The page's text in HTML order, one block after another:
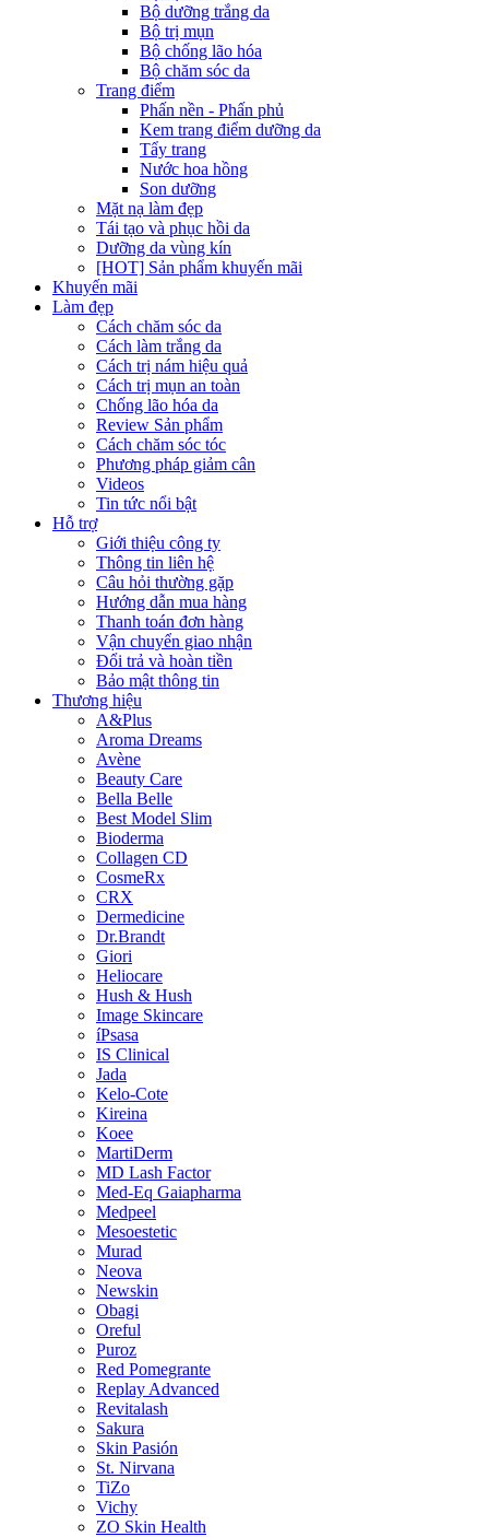
Bộ dưỡng trắng da
Bộ trị mụn
Bộ chống lão hóa
Bộ chăm sóc da
Trang điểm
Phấn nền - Phấn phủ
Kem trang điểm dưỡng da
Tẩy trang
Nước hoa hồng
Son dưỡng
Mặt nạ làm đẹp
Tái tạo và phục hồi da
Dưỡng da vùng kín
[HOT] Sản phẩm khuyến mãi
Khuyến mãi
Làm đẹp
Cách chăm sóc da
Cách làm trắng da
Cách trị nám hiệu quả
Cách trị mụn an toàn
Chống lão hóa da
Review Sản phẩm
Cách chăm sóc tóc
Phương pháp giảm cân
Videos
Tin tức nổi bật
Hỗ trợ
Giới thiệu công ty
Thông tin liên hệ
Câu hỏi thường gặp
Hướng dẫn mua hàng
Thanh toán đơn hàng
Vận chuyển giao nhận
Đổi trả và hoàn tiền
Bảo mật thông tin
Thương hiệu
A&Plus
Aroma Dreams
Avène
Beauty Care
Bella Belle
Best Model Slim
Bioderma
Collagen CD
CosmeRx
CRX
Dermedicine
Dr.Brandt
Giori
Heliocare
Hush & Hush
Image Skincare
íPsasa
IS Clinical
Jada
Kelo-Cote
Kireina
Koee
MartiDerm
MD Lash Factor
Med-Eq Gaiapharma
Medpeel
Mesoestetic
Murad
Neova
Newskin
Obagi
Oreful
Puroz
Red Pomegrante
Replay Advanced
Revitalash
Sakura
Skin Pasión
St. Nirvana
TiZo
Vichy
ZO Skin Health